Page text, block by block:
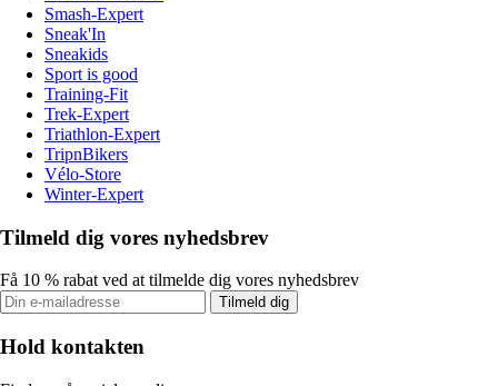
Smash-Expert
Sneak'In
Sneakids
Sport is good
Training-Fit
Trek-Expert
Triathlon-Expert
TripnBikers
Vélo-Store
Winter-Expert
Tilmeld dig vores nyhedsbrev
Få 10 % rabat ved at tilmelde dig vores nyhedsbrev
Tilmeld dig
Hold kontakten